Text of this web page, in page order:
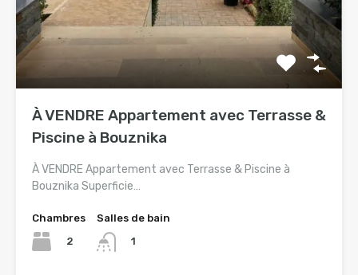
À VENDRE Appartement avec Terrasse &
Piscine à Bouznika
À VENDRE Appartement avec Terrasse & Piscine à
Bouznika Superficie…
Chambres
2
Salles de bain
1